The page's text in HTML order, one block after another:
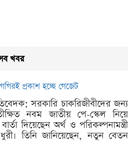
খবর
প্রকাশ হচ্ছে গেজেট
সরকারি চাকরিজীবীদের জন্য
নবম জাতীয় পে-স্কেল নিয়ে
দিয়েছেন অর্থ ও পরিকল্পনামন্ত্রী
তিনি জানিয়েছেন, নতুন বেতন